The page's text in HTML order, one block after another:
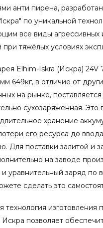
анти пирена,
по уникальной
все виды агрессивных
при тяжёлых условиях
Elhim-Iskra (Искра) 24V
649кг, в отличие от
на рынке,
сухозаряженная. Это
хранение
его ресурса до
Для поставки залитой и
на заводе
и уравнительный заряд
сделать это
технология изготовления
позволяет